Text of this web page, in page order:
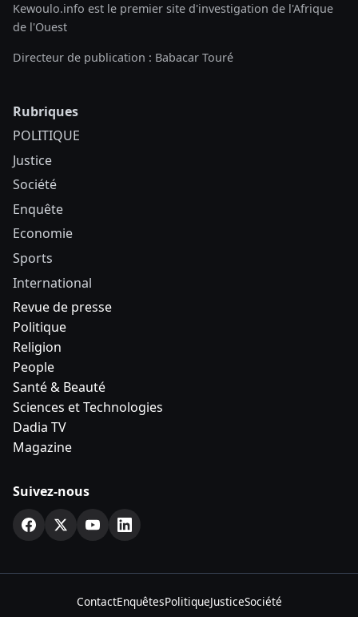
Kewoulo.info est le premier site d'investigation de l'Afrique
de l'Ouest
Directeur de publication : Babacar Touré
Rubriques
POLITIQUE
Justice
Société
Enquête
Economie
Sports
International
Revue de presse
Politique
Religion
People
Santé & Beauté
Sciences et Technologies
Dadia TV
Magazine
Suivez-nous
ContactEnquêtesPolitiqueJusticeSociété